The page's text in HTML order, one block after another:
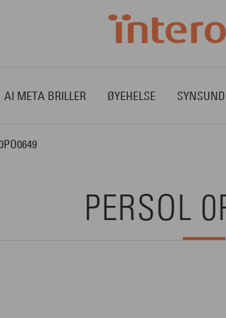
AI META BRILLER ØYEHELSE
PERSOL